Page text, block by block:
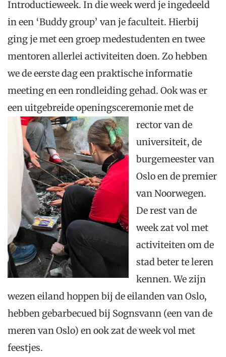
Introductieweek. In die week werd je ingedeeld
in een ‘Buddy group’ van je faculteit. Hierbij
ging je met een groep medestudenten en twee
mentoren allerlei activiteiten doen. Zo hebben
we de eerste dag een praktische informatie
meeting en een rondleiding gehad. Ook was er
een uitgebreide openingsceremonie met de
rector van de
universiteit, de
burgemeester van
Oslo en de premier
van Noorwegen.
De rest van de
week zat vol met
activiteiten om de
stad beter te leren
kennen. We zijn
wezen eiland hoppen bij de eilanden van Oslo,
hebben gebarbecued bij Sognsvann (een van de
meren van Oslo) en ook zat de week vol met
feestjes.